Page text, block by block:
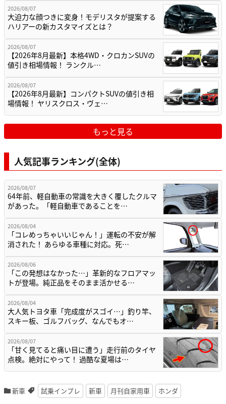
2026/08/07
大迫力な顔つきに変身！モデリスタが提案する
ハリアーの新カスタマイズとは？
2026/08/07
【2026年8月最新】本格4WD・クロカンSUVの
値引き相場情報！ ランクル…
2026/08/07
【2026年8月最新】コンパクトSUVの値引き相
場情報！ ヤリスクロス・ヴェ…
もっと見る
人気記事ランキング(全体)
2026/08/07
64年前、軽自動車の常識を大きく覆したクルマ
があった。「軽自動車であることを…
2026/08/04
「コレめっちゃいいじゃん！」運転の不安が解
消された！ あらゆる車種に対応。死…
2026/08/06
「この発想はなかった…」革新的なフロアマッ
トが登場。純正品をそのまま活かせる…
2026/08/04
大人気トヨタ車「完成度がスゴイ…」釣り竿、
スキー板、ゴルフバッグ、なんでもオ…
2026/08/07
「甘く見てると痛い目に遭う」走行前のタイヤ
点検。絶対にやって！ 過酷な夏場は…
新車 試乗インプレ 新車 月刊自家用車 ホンダ